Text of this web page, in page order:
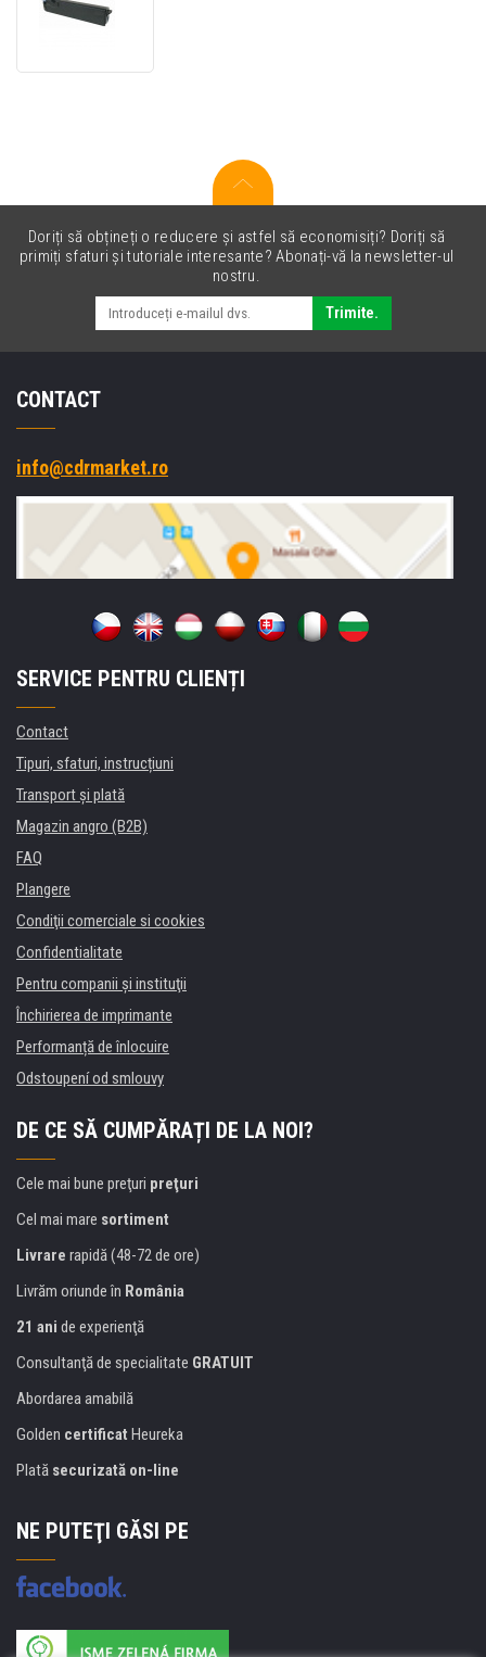
toner
Doriți să obțineți o reducere și astfel să economisiți? Doriți să
primiți sfaturi și tutoriale interesante? Abonați-vă la newsletter-ul
nostru.
Trimite.
CONTACT
info@cdrmarket.ro
SERVICE PENTRU CLIENȚI
Contact
Tipuri, sfaturi, instrucțiuni
Transport şi plată
Magazin angro (B2B)
FAQ
Plangere
Condiţii comerciale si cookies
Confidentialitate
Pentru companii și instituţii
Închirierea de imprimante
Performanță de înlocuire
Odstoupení od smlouvy
DE CE SĂ CUMPĂRAȚI DE LA NOI?
Cele mai bune preţuri preţuri
Cel mai mare sortiment
Livrare rapidă (48-72 de ore)
Livrăm oriunde în România
21 ani de experienţă
Consultanţă de specialitate GRATUIT
Abordarea amabilă
Golden certificat Heureka
Plată securizată on-line
NE PUTEŢI GĂSI PE